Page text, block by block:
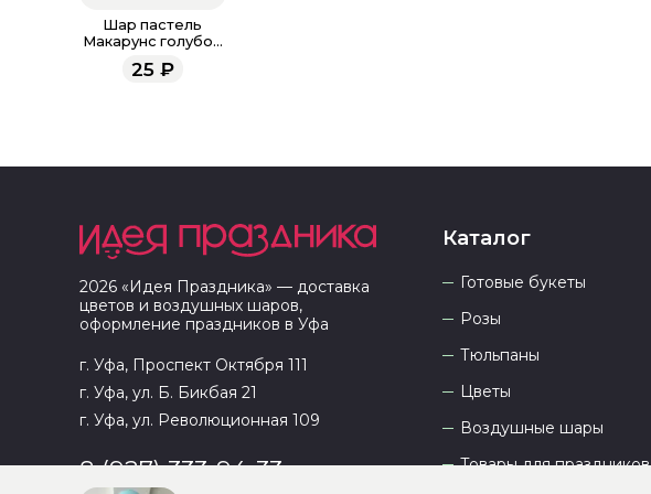
Шар пастель
Макарунс голубой
30 см
25₽
2026 «Идея Праздника» — доставка
цветов и воздушных шаров,
оформление праздников в Уфа
г. Уфа, Проспект Октября 111
г. Уфа, ул. Б. Бикбая 21
г. Уфа, ул. Революционная 109
8 (927) 333-94-33
Каталог
Готовые букеты
Розы
Тюльпаны
Цветы
Воздушные шары
Товары для праздников